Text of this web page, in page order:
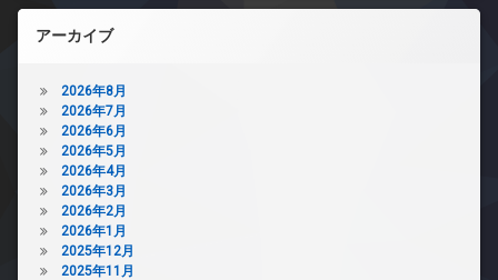
ボ
敷
地
内
ゴ
ミ
置
き
場
ベ
ー
オ
ー
ト
ロ
ッ
ク
デ
ザ
イ
アーカイブ
2026年8月
2026年7月
2026年6月
2026年5月
2026年4月
2026年3月
2026年2月
2026年1月
2025年12月
2025年11月